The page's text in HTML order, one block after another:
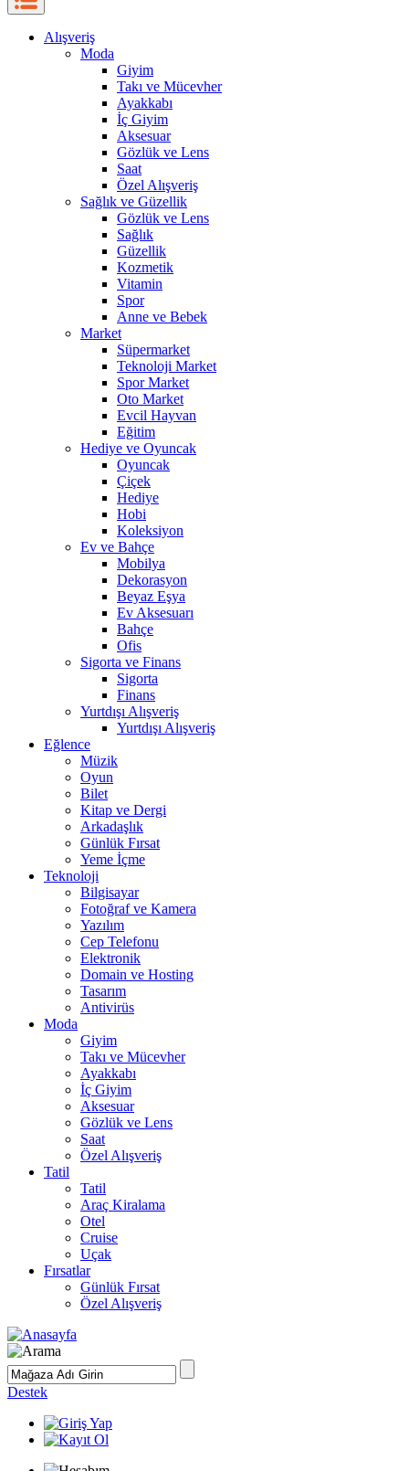
Alışveriş
Moda
Giyim
Takı ve Mücevher
Ayakkabı
İç Giyim
Aksesuar
Gözlük ve Lens
Saat
Özel Alışveriş
Sağlık ve Güzellik
Gözlük ve Lens
Sağlık
Güzellik
Kozmetik
Vitamin
Spor
Anne ve Bebek
Market
Süpermarket
Teknoloji Market
Spor Market
Oto Market
Evcil Hayvan
Eğitim
Hediye ve Oyuncak
Oyuncak
Çiçek
Hediye
Hobi
Koleksiyon
Ev ve Bahçe
Mobilya
Dekorasyon
Beyaz Eşya
Ev Aksesuarı
Bahçe
Ofis
Sigorta ve Finans
Sigorta
Finans
Yurtdışı Alışveriş
Yurtdışı Alışveriş
Eğlence
Müzik
Oyun
Bilet
Kitap ve Dergi
Arkadaşlık
Günlük Fırsat
Yeme İçme
Teknoloji
Bilgisayar
Fotoğraf ve Kamera
Yazılım
Cep Telefonu
Elektronik
Domain ve Hosting
Tasarım
Antivirüs
Moda
Giyim
Takı ve Mücevher
Ayakkabı
İç Giyim
Aksesuar
Gözlük ve Lens
Saat
Özel Alışveriş
Tatil
Tatil
Araç Kiralama
Otel
Cruise
Uçak
Fırsatlar
Günlük Fırsat
Özel Alışveriş
Destek